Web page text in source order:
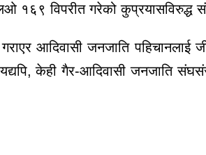
१६९ विपरीत गरेको कुप्रयासविरुद्ध
आदिवासी जनजाति पहिचानलाई
केही गैर-आदिवासी जनजाति